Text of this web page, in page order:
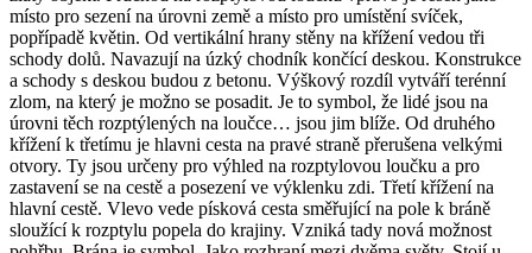
místo pro sezení na úrovni země a místo pro umístění svíček,
popřípadě květin. Od vertikální hrany stěny na křížení vedou tři
schody dolů. Navazují na úzký chodník končící deskou. Konstrukce
a schody s deskou budou z betonu. Výškový rozdíl vytváří terénní
zlom, na který je možno se posadit. Je to symbol, že lidé jsou na
úrovni těch rozptýlených na loučce… jsou jim blíže. Od druhého
křížení k třetímu je hlavni cesta na pravé straně přerušena velkými
otvory. Ty jsou určeny pro výhled na rozptylovou loučku a pro
zastavení se na cestě a posezení ve výklenku zdi. Třetí křížení na
hlavní cestě. Vlevo vede písková cesta směřující na pole k bráně
sloužící k rozptylu popela do krajiny. Vzniká tady nová možnost